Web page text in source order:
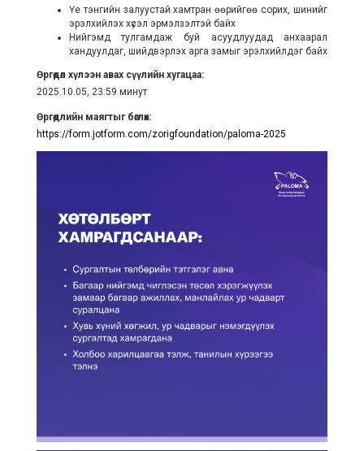
Үе тэнгийн залуустай хамтран өөрийгөө сорих, шинийг
эрэлхийлэх хүсэл эрмэлзэлтэй байх
Нийгэмд тулгамдаж буй асуудлуудад анхаарал
хандуулдаг, шийдвэрлэх арга замыг эрэлхийлдэг байх
Өргөдөл хүлээн авах сүүлийн хугацаа:
2025.10.05, 23:59 минут
Өргөдлийн маягтыг бөглөх:
https://form.jotform.com/zorigfoundation/paloma-2025